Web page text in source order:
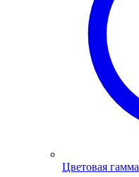
Цветовая гамма